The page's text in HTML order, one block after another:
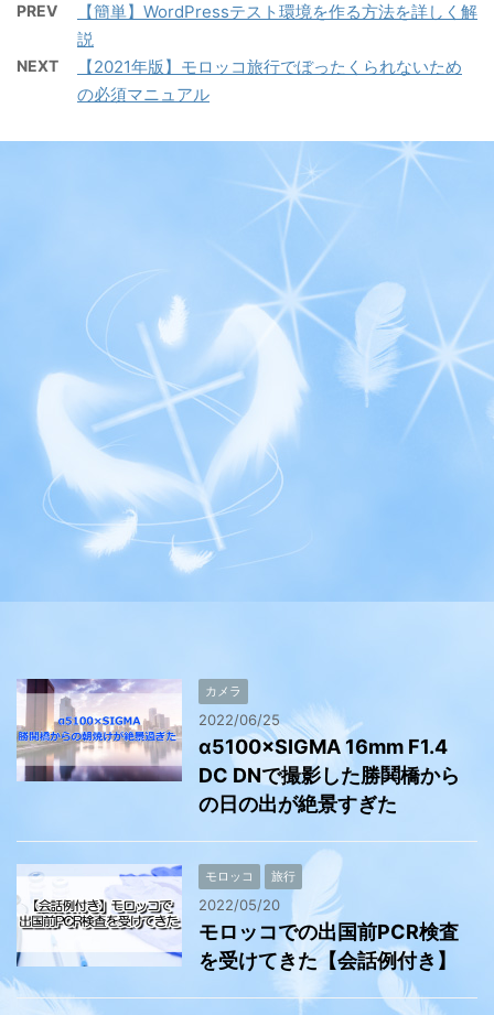
PREV
【簡単】WordPressテスト環境を作る方法を詳しく解
説
NEXT
【2021年版】モロッコ旅行でぼったくられないため
の必須マニュアル
カメラ
2022/06/25
α5100×SIGMA 16mm F1.4
DC DNで撮影した勝鬨橋から
の日の出が絶景すぎた
モロッコ 旅行
2022/05/20
モロッコでの出国前PCR検査
を受けてきた【会話例付き】